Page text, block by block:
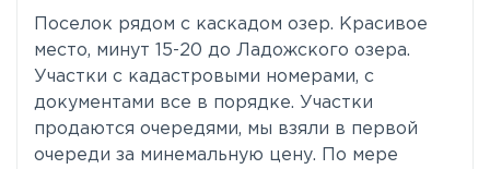
Поселок рядом с каскадом озер. Красивое
место, минут 15-20 до Ладожского озера.
Участки с кадастровыми номерами, с
документами все в порядке. Участки
продаются очередями, мы взяли в первой
очереди за минемальную цену. По мере